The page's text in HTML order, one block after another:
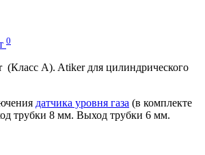
0
(Класс А). Atiker для цилиндрического
датчика уровня газа (в комплекте
трубки 8 мм. Выход трубки 6 мм.